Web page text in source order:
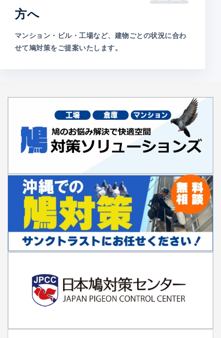
方へ
マンション・ビル・工場など、建物ごとの状況に合わ
せて鳩対策をご提案いたします。